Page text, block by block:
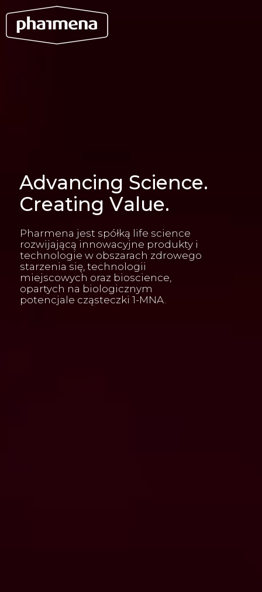
Pharmena jest spółką life science
rozwijającą innowacyjne produkty i
technologie w obszarach zdrowego
starzenia się, technologii
miejscowych oraz bioscience,
opartych na biologicznym
potencjale cząsteczki 1-MNA.
Advancing Science.
Creating Value.